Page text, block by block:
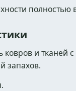
полностью
ковров и тканей с
запахов.